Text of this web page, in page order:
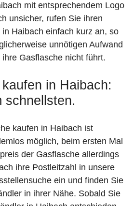
mit entsprechendem Logo
unsicher, rufen Sie ihren
in Haibach einfach kurz an, so
unnötigen Aufwand
Gasflasche nicht führt.
in Haibach:
schnellsten.
kaufen in Haibach ist
möglich, beim ersten Mal
der Gasflasche allerdings
ihre Postleitzahl in unsere
ein und finden Sie
in ihrer Nähe. Sobald Sie